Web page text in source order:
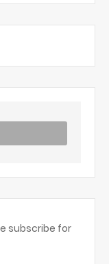
subscribe for